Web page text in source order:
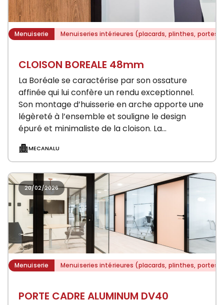
Menuiserie Menuiseries intérieures (placards, plinthes, portes)
CLOISON BOREALE 48mm
La Boréale se caractérise par son ossature
affinée qui lui confère un rendu exceptionnel.
Son montage d’huisserie en arche apporte une
légèreté à l’ensemble et souligne le design
épuré et minimaliste de la cloison. La…
MECANALU
20/02/2026
Menuiserie Menuiseries intérieures (placards, plinthes, portes)
PORTE CADRE ALUMINUM DV40